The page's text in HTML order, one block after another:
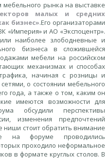
рынка на выставке
малых и средних
бизнес».Его организаторами
«Империя» и АО «Экспоцентр».
наиболее злободневные и
бизнеса в сложившейся
мебели на российском
механизмах и способах
начиная с розницы и
о состоянии мебельного
года, а также о том, каким он
имеются возможности для
обсудили перспективы
изменения предпочтений
ниши стоит обратить внимание
на форуме
проводились
проходило неформальное
в формате круглых столов. В